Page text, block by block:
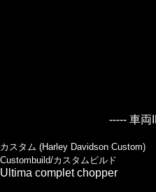
----- 車両
カスタム (Harley Davidson Custom)
Custombuild/カスタムビルド
Ultima complet chopper